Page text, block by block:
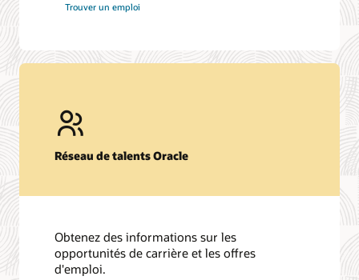
Trouver un emploi
Oracle
Réseau de talents Oracle
Obtenez des informations sur les
opportunités de carrière et les offres
d'emploi.